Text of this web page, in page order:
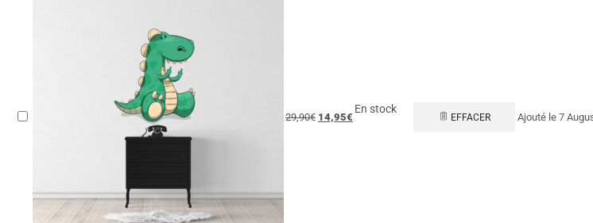
29,90€ 14,95€
En stock
EFFACER Ajouté le 7